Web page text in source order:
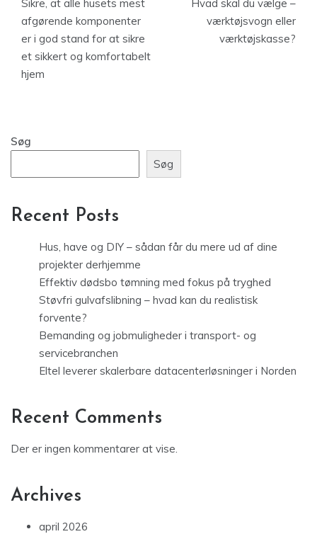
Sikre, at alle husets mest
afgørende komponenter
er i god stand for at sikre
et sikkert og komfortabelt
hjem
Hvad skal du vælge –
værktøjsvogn eller
værktøjskasse?
Søg
Søg
Recent Posts
Hus, have og DIY – sådan får du mere ud af dine
projekter derhjemme
Effektiv dødsbo tømning med fokus på tryghed
Støvfri gulvafslibning – hvad kan du realistisk
forvente?
Bemanding og jobmuligheder i transport- og
servicebranchen
Eltel leverer skalerbare datacenterløsninger i Norden
Recent Comments
Der er ingen kommentarer at vise.
Archives
april 2026